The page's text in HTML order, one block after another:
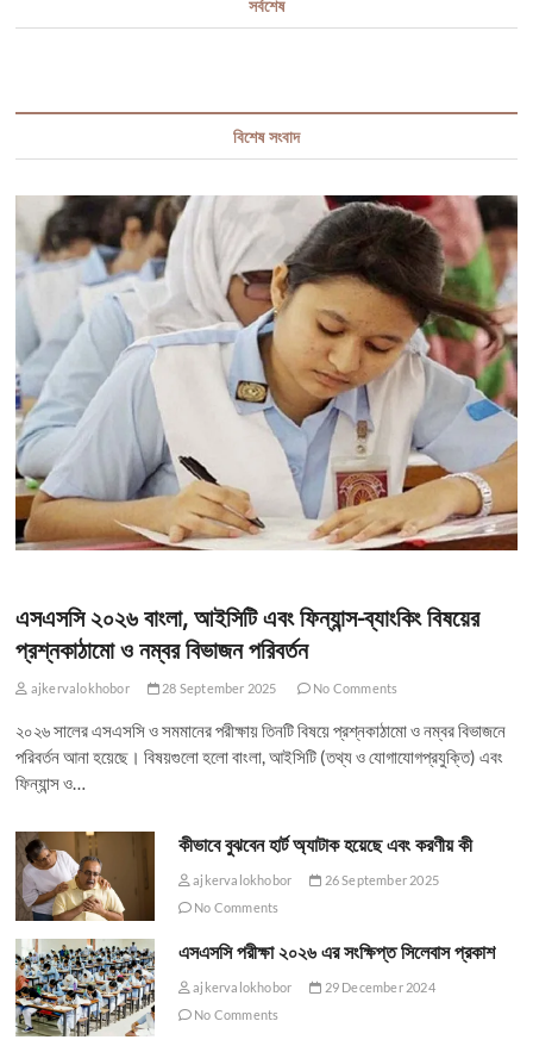
সর্বশেষ
বিশেষ সংবাদ
এসএসসি ২০২৬ বাংলা, আইসিটি এবং ফিন্যান্স-ব্যাংকিং বিষয়ের
প্রশ্নকাঠামো ও নম্বর বিভাজন পরিবর্তন
ajkervalokhobor 28 September 2025 No Comments
২০২৬ সালের এসএসসি ও সমমানের পরীক্ষায় তিনটি বিষয়ে প্রশ্নকাঠামো ও নম্বর বিভাজনে
পরিবর্তন আনা হয়েছে। বিষয়গুলো হলো বাংলা, আইসিটি (তথ্য ও যোগাযোগপ্রযুক্তি) এবং
ফিন্যান্স ও…
কীভাবে বুঝবেন হার্ট অ্যাটাক হয়েছে এবং করণীয় কী
ajkervalokhobor
26 September 2025
No Comments
এসএসসি পরীক্ষা ২০২৬ এর সংক্ষিপ্ত সিলেবাস প্রকাশ
ajkervalokhobor
29 December 2024
No Comments